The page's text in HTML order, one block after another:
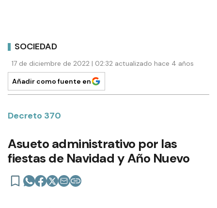
SOCIEDAD
17 de diciembre de 2022 | 02:32 actualizado hace 4 años
Añadir como fuente en
Decreto 370
Asueto administrativo por las
fiestas de Navidad y Año Nuevo